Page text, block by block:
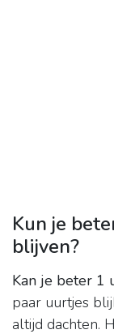
Kun je
blijven?
Kan je beter 1
paar uurtjes
altijd dachten.